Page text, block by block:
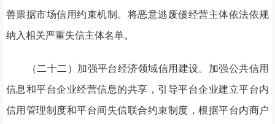
善票据市场信用约束机制。将恶意逃废债经营主体依法依规
纳入相关严重失信主体名单。
（二十二）加强平台经济领域信用建设。加强公共信用
信息和平台企业经营信息的共享，引导平台企业建立平台内
信用管理制度和平台间失信联合约束制度，根据平台内商户